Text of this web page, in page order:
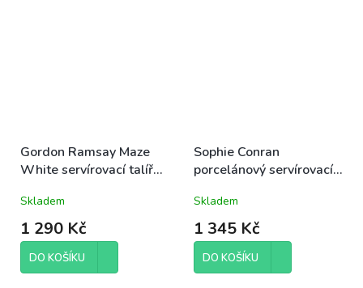
Gordon Ramsay Maze
White servírovací talíř
Skladem
1 290 Kč
DO KOŠÍKU
Sophie Conran
porcelánový servírovací
Skladem
1 345 Kč
DO KOŠÍKU